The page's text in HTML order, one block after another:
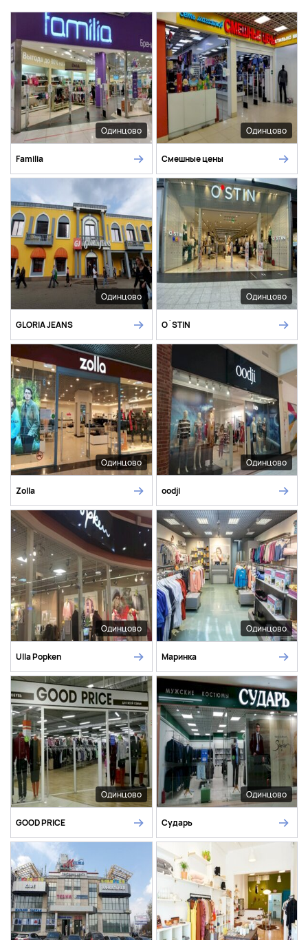
Одинцово
Familia
Одинцово
Смешные цены
Одинцово
GLORIA JEANS
Одинцово
O`STIN
Одинцово
Zolla
Одинцово
oodji
Одинцово
Ulla Popken
Одинцово
Маринка
Одинцово
GOOD PRICE
Одинцово
Сударь